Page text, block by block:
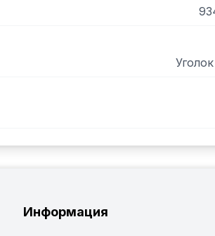
Уголок
Информация